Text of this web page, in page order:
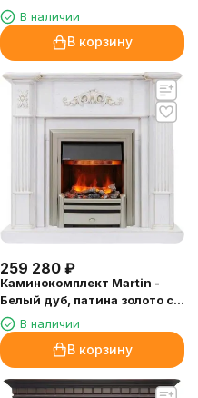
(Ширина 1100) с очагом
Chesford
В наличии
В корзину
259 280 ₽
Каминокомплект Martin -
Белый дуб, патина золото с
очагом Chesford
В наличии
В корзину